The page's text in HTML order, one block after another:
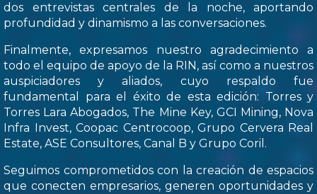
dos entrevistas centrales de la noche, aportando
profundidad y dinamismo a las conversaciones.
Finalmente, expresamos nuestro agradecimiento a
todo el equipo de apoyo de la RIN, así como a nuestros
auspiciadores y aliados, cuyo respaldo fue
fundamental para el éxito de esta edición: Torres y
Torres Lara Abogados, The Mine Key, GCI Mining, Nova
Infra Invest, Coopac Centrocoop, Grupo Cervera Real
Estate, ASE Consultores, Canal B y Grupo Coril.
Seguimos comprometidos con la creación de espacios
que conecten empresarios, generen oportunidades y